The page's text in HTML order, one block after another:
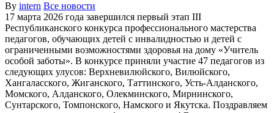
By intern Все новости
17 марта 2026 года завершился первый этап III
Республиканского конкурса профессионального мастерства
педагогов, обучающих детей с инвалидностью и детей с
ограниченными возможностями здоровья на дому «Учитель
особой заботы». В конкурсе приняли участие 47 педагогов из
следующих улусов: Верхневилюйского, Вилюйского,
Хангаласского, Жиганского, Таттинского, Усть-Алданского,
Момского, Алданского, Олекминского, Мирнинского,
Сунтарского, Томпонского, Намского и Якутска. Поздравляем